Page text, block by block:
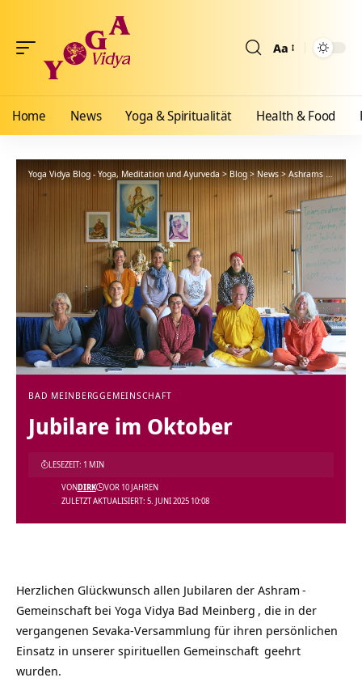
Aa
Home News Yoga & Spiritualität Health & Food
Yoga Vidya Blog - Yoga, Meditation und Ayurveda >Blog> News>Ashrams> Bad
BAD MEINBERGGEMEINSCHAFT
Jubilare im Oktober
ZULETZT AKTUALISIERT: 5. JUNI 2025 10:08
VONDIRK VOR 10 JAHREN
LESEZEIT: 1 MIN
Herzlichen Glückwunsch allen Jubilaren der Ashram -
Gemeinschaft bei Yoga Vidya Bad Meinberg , die in der
vergangenen Sevaka-Versammlung für ihren persönlichen
Einsatz in unserer spirituellen Gemeinschaft geehrt
wurden.